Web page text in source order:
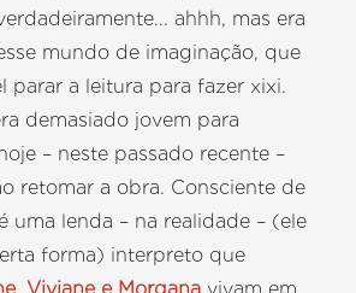
ahhh, mas era
mundo de imaginação, que
parar a leitura para fazer xixi.
demasiado jovem para
– neste passado recente –
retomar a obra. Consciente de
uma lenda – na realidade – (ele
forma) interpreto que